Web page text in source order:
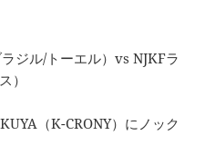
ジル/トーエル）vs NJKFラ
）
（K-CRONY）にノック